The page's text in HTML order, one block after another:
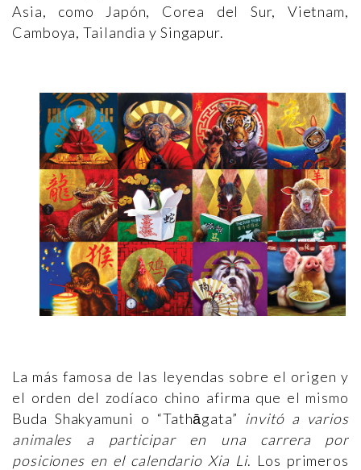
Asia, como Japón, Corea del Sur, Vietnam,
Camboya, Tailandia y Singapur.
La más famosa de las leyendas sobre el origen y
el orden del zodíaco chino afirma que el mismo
Buda Shakyamuni o “Tathāgata” invitó a varios
animales a participar en una carrera por
posiciones en el calendario Xia Li. Los primeros